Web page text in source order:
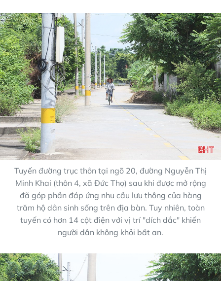
Tuyến đường trục thôn tại ngõ 20, đường Nguyễn Thị
Minh Khai (thôn 4, xã Đức Thọ) sau khi được mở rộng
đã góp phần đáp ứng nhu cầu lưu thông của hàng
trăm hộ dân sinh sống trên địa bàn. Tuy nhiên, toàn
tuyến có hơn 14 cột điện với vị trí "dích dắc" khiến
người dân không khỏi bất an.